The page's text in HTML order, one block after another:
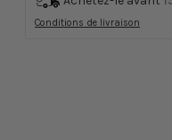
de
Siphon
de
Conditions de livraison